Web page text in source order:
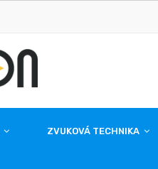
ZVUKOVÁ TECHNIKA